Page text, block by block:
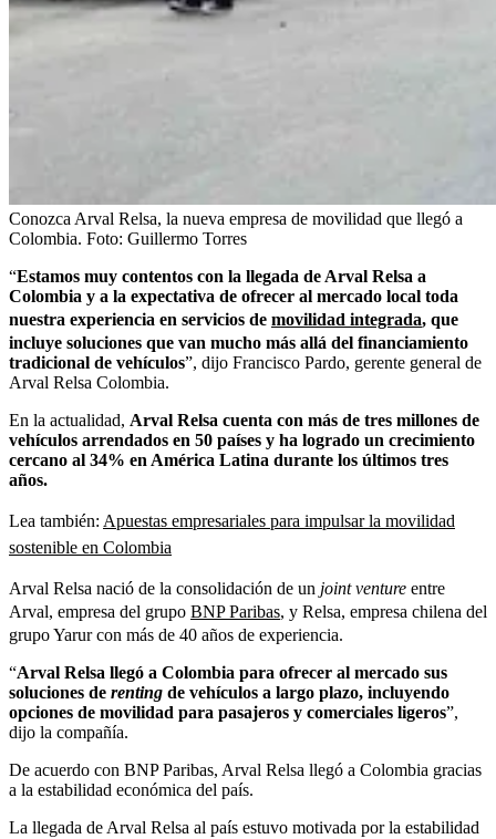
Conozca Arval Relsa, la nueva empresa de movilidad que llegó a
Colombia. Foto: Guillermo Torres
“Estamos muy contentos con la llegada de Arval Relsa a
Colombia y a la expectativa de ofrecer al mercado local toda
nuestra experiencia en servicios de movilidad integrada, que
incluye soluciones que van mucho más allá del financiamiento
tradicional de vehículos”, dijo Francisco Pardo, gerente general de
Arval Relsa Colombia.
En la actualidad, Arval Relsa cuenta con más de tres millones de
vehículos arrendados en 50 países y ha logrado un crecimiento
cercano al 34% en América Latina durante los últimos tres
años.
Lea también: Apuestas empresariales para impulsar la movilidad
sostenible en Colombia
Arval Relsa nació de la consolidación de un joint venture entre
Arval, empresa del grupo BNP Paribas, y Relsa, empresa chilena del
grupo Yarur con más de 40 años de experiencia.
“Arval Relsa llegó a Colombia para ofrecer al mercado sus
soluciones de renting de vehículos a largo plazo, incluyendo
opciones de movilidad para pasajeros y comerciales ligeros”,
dijo la compañía.
De acuerdo con BNP Paribas, Arval Relsa llegó a Colombia gracias
a la estabilidad económica del país.
La llegada de Arval Relsa al país estuvo motivada por la estabilidad